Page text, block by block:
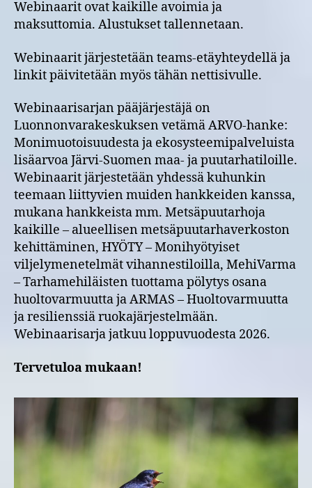
Webinaarit ovat kaikille avoimia ja
maksuttomia. Alustukset tallennetaan.
Webinaarit järjestetään teams-etäyhteydellä ja
linkit päivitetään myös tähän nettisivulle.
Webinaarisarjan pääjärjestäjä on
Luonnonvarakeskuksen vetämä ARVO-hanke:
Monimuotoisuudesta ja ekosysteemipalveluista
lisäarvoa Järvi-Suomen maa- ja puutarhatiloille.
Webinaarit järjestetään yhdessä kuhunkin
teemaan liittyvien muiden hankkeiden kanssa,
mukana hankkeista mm. Metsäpuutarhoja
kaikille – alueellisen metsäpuutarhaverkoston
kehittäminen, HYÖTY – Monihyötyiset
viljelymenetelmät vihannestiloilla, MehiVarma
– Tarhamehiläisten tuottama pölytys osana
huoltovarmuutta ja ARMAS – Huoltovarmuutta
ja resilienssiä ruokajärjestelmään.
Webinaarisarja jatkuu loppuvuodesta 2026.
Tervetuloa mukaan!